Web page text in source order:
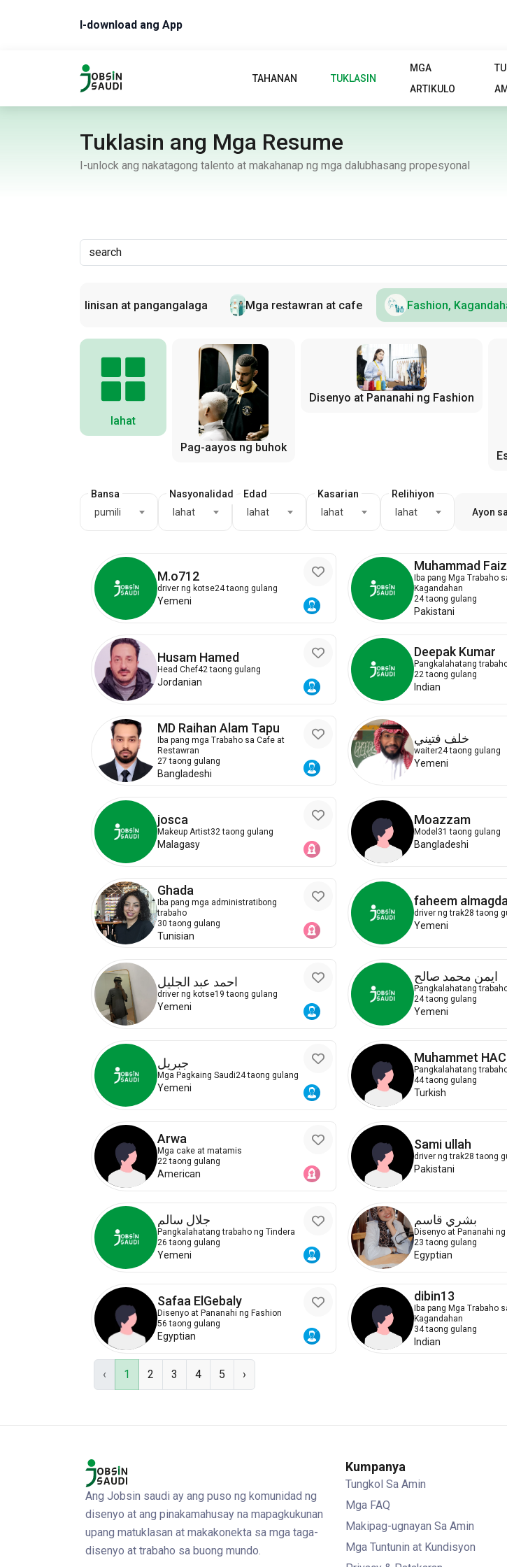
I-download ang App
TAHANAN TUKLASIN
MGA
ARTIKULO
Tuklasin ang Mga Resume
I-unlock ang nakatagong talento at makahanap ng mga dalubhasang propesyonal
Kalinisan at pangangalaga Mga restawran at cafe Fashion,
lahat
Pag-aayos ng buhok
Disenyo at Pananahi ng Fashion
Bansa
pumili
Nasyonalidad
lahat
Edad
lahat
Kasarian
lahat
Relihiyon
lahat
Ayon
M.o712
driver ng kotse24 taong gulang
Yemeni
Muhammad
Iba pang Mga Trabaho
Kagandahan
24 taong gulang
Pakistani
Husam Hamed
Head Chef42 taong gulang
Jordanian
Deepak Kumar
Pangkalahatang
22 taong gulang
Indian
MD Raihan Alam Tapu
Iba pang mga Trabaho sa Cafe at
Restawran
27 taong gulang
Bangladeshi
خلف فتيني
waiter24 taong gulang
Yemeni
josca
Makeup Artist32 taong gulang
Malagasy
Moazzam
Model 31 taong gulang
Bangladeshi
Ghada
Iba pang mga administratibong
trabaho
30 taong gulang
Tunisian
faheem
driver ng trak28 taong
Yemeni
احمد عبد الجليل
driver ng kotse19 taong gulang
Yemeni
ايمن محمد صالح
Pangkalahatang
24 taong gulang
Yemeni
جبريل
Mga Pagkaing Saudi24 taong gulang
Yemeni
Muhammet
Pangkalahatang
44 taong gulang
Turkish
Arwa
Mga cake at matamis
22 taong gulang
American
Sami ullah
driver ng trak28 taong
Pakistani
جلال سالم
Pangkalahatang trabaho ng Tindera
26 taong gulang
Yemeni
بشري قاسم
Disenyo at Pananahi ng
23 taong gulang
Egyptian
Safaa ElGebaly
Disenyo at Pananahi ng Fashion
56 taong gulang
Egyptian
dibin13
Iba pang Mga Trabaho
Kagandahan
34 taong gulang
Indian
‹ 1 2 3 4 5 ›
Ang Jobsin saudi ay ang puso ng komunidad ng
disenyo at ang pinakamahusay na mapagkukunan
upang matuklasan at makakonekta sa mga taga-
disenyo at trabaho sa buong mundo.
Kumpanya
Tungkol Sa Amin
Mga FAQ
Makipag-ugnayan Sa Amin
Mga Tuntunin at Kundisyon